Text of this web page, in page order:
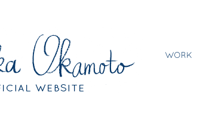
WORK